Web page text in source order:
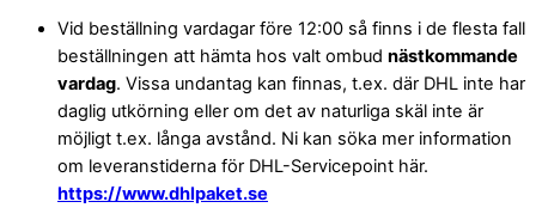
Vid beställning vardagar före 12:00 så finns i de flesta fall
beställningen att hämta hos valt ombud nästkommande
vardag. Vissa undantag kan finnas, t.ex. där DHL inte har
daglig utkörning eller om det av naturliga skäl inte är
möjligt t.ex. långa avstånd. Ni kan söka mer information
om leveranstiderna för DHL-Servicepoint här.
https://www.dhlpaket.se